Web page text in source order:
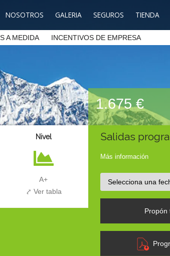
NOSOTROS GALERIA SEGUROS TIENDA
A MEDIDA INCENTIVOS DE EMPRESA
Nivel
A+
⤤ Ver tabla
1.675 €
Salidas
Más información
Propón